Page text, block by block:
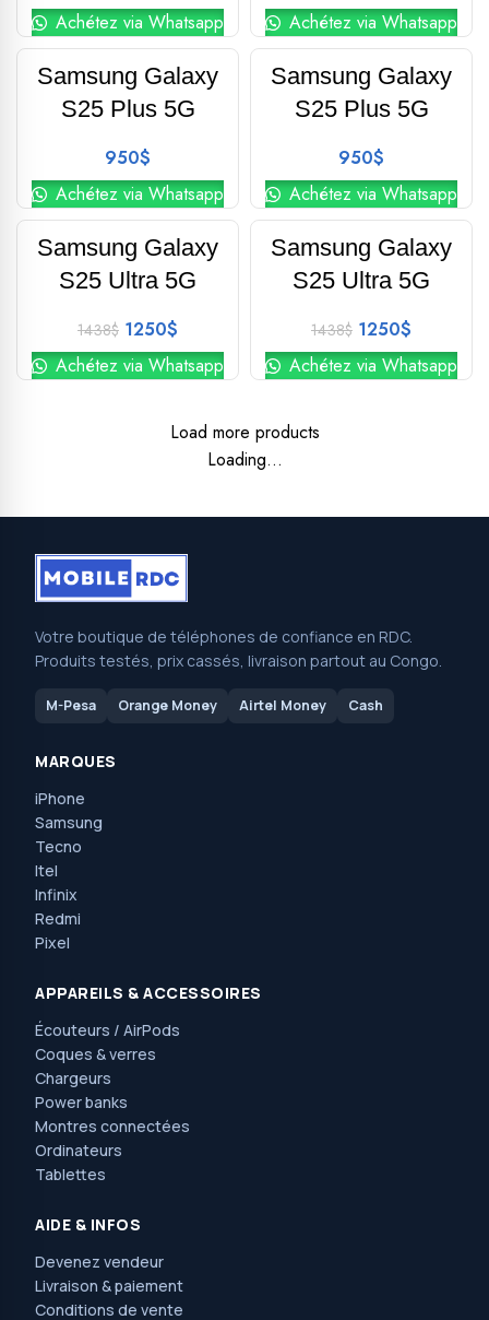
Achétez via Whatsapp
Achétez via Whatsapp
Phone-Global
Samsung Galaxy
S25 Plus 5G
950$
Achétez via Whatsapp
Phone-Global
Samsung Galaxy
S25 Plus 5G
950$
Achétez via Whatsapp
Phone-Global
-13%
Samsung Galaxy
S25 Ultra 5G
1438$ 1250$
Achétez via Whatsapp
Phone-Global
-13%
Samsung Galaxy
S25 Ultra 5G
1438$ 1250$
Achétez via Whatsapp
Load more products
Loading...
Votre boutique de téléphones de confiance en RDC.
Produits testés, prix cassés, livraison partout au Congo.
M-Pesa Orange Money Airtel Money Cash
MARQUES
iPhone
Samsung
Tecno
Itel
Infinix
Redmi
Pixel
APPAREILS & ACCESSOIRES
Écouteurs / AirPods
Coques & verres
Chargeurs
Power banks
Montres connectées
Ordinateurs
Tablettes
AIDE & INFOS
Devenez vendeur
Livraison & paiement
Conditions de vente